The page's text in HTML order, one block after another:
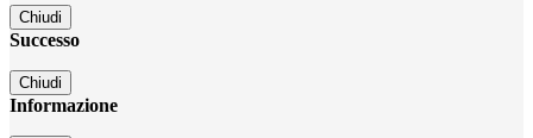
Chiudi
Successo
Chiudi
Informazione